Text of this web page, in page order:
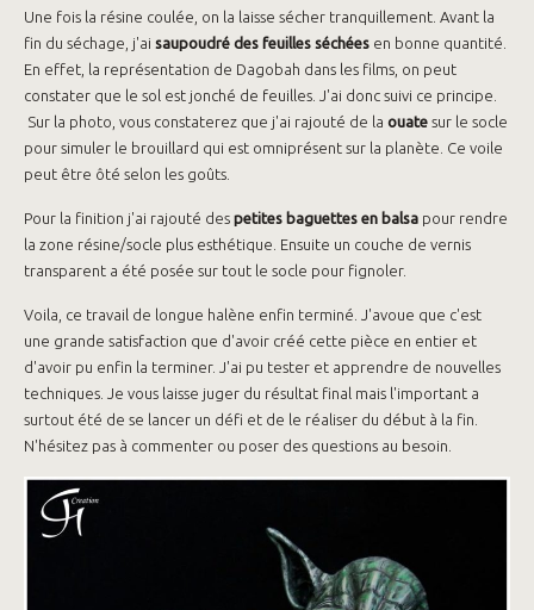
Une fois la résine coulée, on la laisse sécher tranquillement. Avant la
fin du séchage, j'ai saupoudré des feuilles séchées en bonne quantité.
En effet, la représentation de Dagobah dans les films, on peut
constater que le sol est jonché de feuilles. J'ai donc suivi ce principe.
Sur la photo, vous constaterez que j'ai rajouté de la ouate sur le socle
pour simuler le brouillard qui est omniprésent sur la planète. Ce voile
peut être ôté selon les goûts.
Pour la finition j'ai rajouté des petites baguettes en balsa pour rendre
la zone résine/socle plus esthétique. Ensuite un couche de vernis
transparent a été posée sur tout le socle pour fignoler.
Voila, ce travail de longue halène enfin terminé. J'avoue que c'est
une grande satisfaction que d'avoir créé cette pièce en entier et
d'avoir pu enfin la terminer. J'ai pu tester et apprendre de nouvelles
techniques. Je vous laisse juger du résultat final mais l'important a
surtout été de se lancer un défi et de le réaliser du début à la fin.
N'hésitez pas à commenter ou poser des questions au besoin.